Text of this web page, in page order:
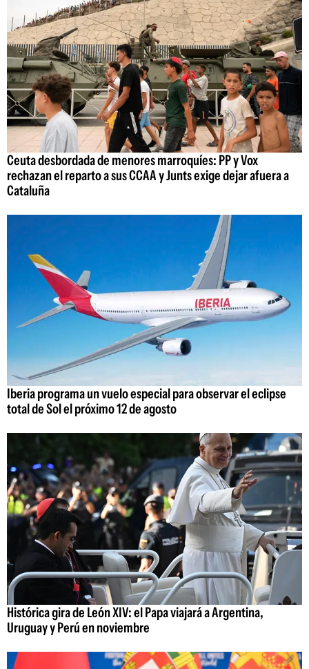
Ceuta desbordada de menores marroquíes: PP y Vox
rechazan el reparto a sus CCAA y Junts exige dejar afuera a
Cataluña
Iberia programa un vuelo especial para observar el eclipse
total de Sol el próximo 12 de agosto
Histórica gira de León XIV: el Papa viajará a Argentina,
Uruguay y Perú en noviembre